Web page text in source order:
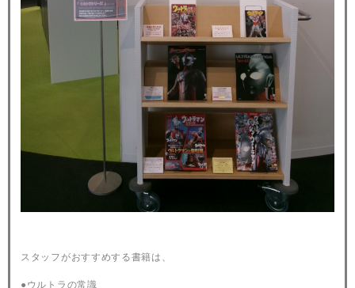
スタッフがおすすめする書籍は、
●ウルトラの常識